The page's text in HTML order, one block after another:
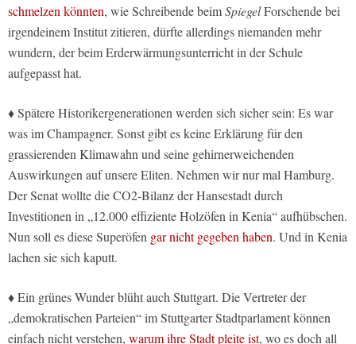
schmelzen könnten, wie Schreibende beimSpiegelForschende bei
irgendeinem Institut zitieren, dürfte allerdings niemanden mehr
wundern, der beim Erderwärmungsunterricht in der Schule
aufgepasst hat.
♦ Spätere Historikergenerationen werden sich sicher sein: Es war
was im Champagner. Sonst gibt es keine Erklärung für den
grassierenden Klimawahn und seine gehirnerweichenden
Auswirkungen auf unsere Eliten. Nehmen wir nur mal Hamburg.
Der Senat wollte die CO2-Bilanz der Hansestadt durch
Investitionen in „12.000 effiziente Holzöfen in Kenia“ aufhübschen.
Nun soll es diese Superöfen gar nicht gegeben haben. Und in Kenia
lachen sie sich kaputt.
♦ Ein grünes Wunder blüht auch Stuttgart. Die Vertreter der
„demokratischen Parteien“ im Stuttgarter Stadtparlament können
einfach nicht verstehen, warum ihre Stadt pleite ist, wo es doch all